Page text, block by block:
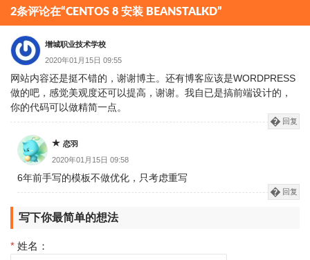
分
页
2条评论在“CENTOS 8 安装 BEANSTALKD”
增城职业技术学校
2020年01月15日 09:55
网站内容还是挺不错的，谢谢博主。还有博客应该是WORDPRESS
做的吧，感觉美观度还可以提高，谢谢。我自已是搞前端设计的，
你的代码可以做精简一点。
回复
恋羽
2020年01月15日 09:58
6年前手写的模板不做优化，只考虑重写
回复
写下你最简单的想法
* 姓名：